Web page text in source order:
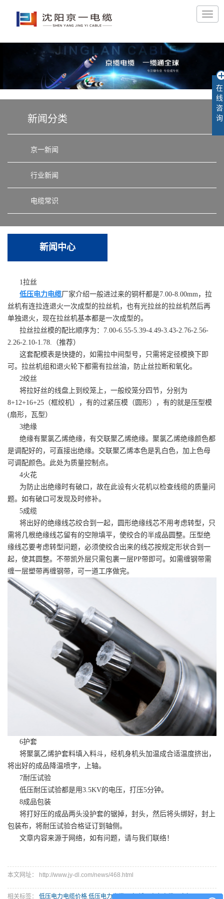
新闻分类
京一新闻
行业新闻
电缆常识
新闻中心
1拉丝
低压电力电缆厂家介绍一般进过来的铜杆都是7.00-8.00mm，拉
丝机有连拉连退火一次成型的拉丝机，也有光拉丝的拉丝机然后再
单独退火，现在拉丝机基本都是一次成型的。
拉丝拉丝模的配比顺序为：7.00-6.55-5.39-4.49-3.43-2.76-2.56-
2.26-2.10-1.78.（推荐）
这套配模表是快捷的，如需拉中间型号，只需将定径模换下即
可。拉丝机组和退火轮下都需有拉丝油，防止丝拉断和氧化。
2绞丝
将拉好丝的线盘上到绞笼上，一般绞笼分四节，分别为
8+12+16+25（框绞机），有的过紧压模（圆形），有的就是压型模
(扇形，瓦型）
3绝缘
绝缘有聚氯乙烯绝缘，有交联聚乙烯绝缘。聚氯乙烯绝缘颜色都
是调配好的，可直接出绝缘。交联聚乙烯本色是乳白色，加上色母
可调配颜色。此处为质量控制点。
4火花
为防止出绝缘时有破口，故在此设有火花机以检查线缆的质量问
题。如有破口可发现及时修补。
5成缆
将出好的绝缘线芯绞合到一起，圆形绝缘线芯不用考虑转型，只
需将几根绝缘线芯留有的空隙填平，使绞合的半成品圆整。压型绝
缘线芯要考虑转型问题，必须使绞合出来的线芯按规定形状合到一
起，使其圆整。不带凯外层只需包裹一层PP带即可。如需缠钢带需
缠一层塑带再缠钢带，可一道工序做完。
6护套
将聚氯乙烯护套料填入料斗，经机身机头加温成合适温度挤出，
将出好的成品降温喷字，上轴。
7耐压试验
低压耐压试验都是用3.5KV的电压，打压5分钟。
8成品包装
将打好压的成品两头没护套的锯掉，封头，然后将头绑好，封上
包装布，将耐压试验合格证订到轴侧。
文章内容来源于网络，如有问题，请与我们联络！
本文网址： http://www.jy-dl.com/news/468.html
相关标签： 低压电力电缆价格,低压电力电缆厂家
在
线
咨
询